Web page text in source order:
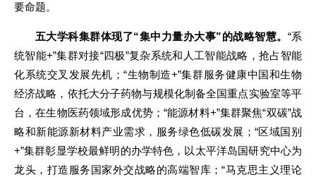
要命题。
五大学科集群体现了“集中力量办大事”的战略智慧。 “系
统智能+”集群对接“四极”复杂系统和人工智能战略，抢占智能
化系统交叉发展先机；“生物制造+”集群服务健康中国和生物
经济战略，依托大分子药物与规模化制备全国重点实验室等平
台，在生物医药领域形成优势；“能源材料+”集群聚焦“双碳”战
略和新能源新材料产业需求，服务绿色低碳发展；“区域国别
+”集群彰显学校最鲜明的办学特色，以太平洋岛国研究中心为
龙头，打造服务国家外交战略的高端智库；“马克思主义理论